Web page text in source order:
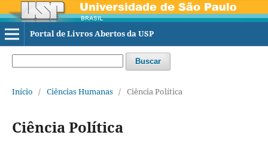
Portal de Livros Abertos da USP
Buscar
Início / Ciências Humanas / Ciência Política
Ciência Política